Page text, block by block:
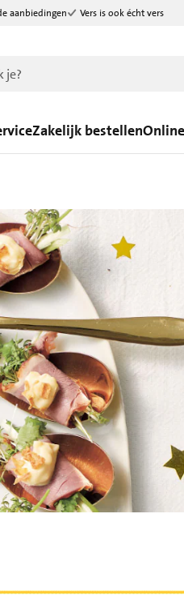
aanbiedingen Vers is ook écht vers
Zakelijk bestellen